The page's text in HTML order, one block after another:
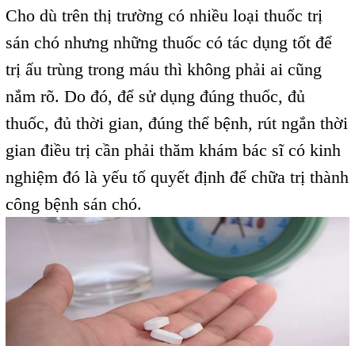
Cho dù trên thị trường có nhiều loại thuốc trị
sán chó nhưng những thuốc có tác dụng tốt để
trị ấu trùng trong máu thì không phải ai cũng
nắm rõ. Do đó, để sử dụng đúng thuốc, đủ
thuốc, đủ thời gian, đúng thể bệnh, rút ngắn thời
gian điều trị cần phải thăm khám bác sĩ có kinh
nghiệm đó là yếu tố quyết định để chữa trị thành
công bệnh sán chó.